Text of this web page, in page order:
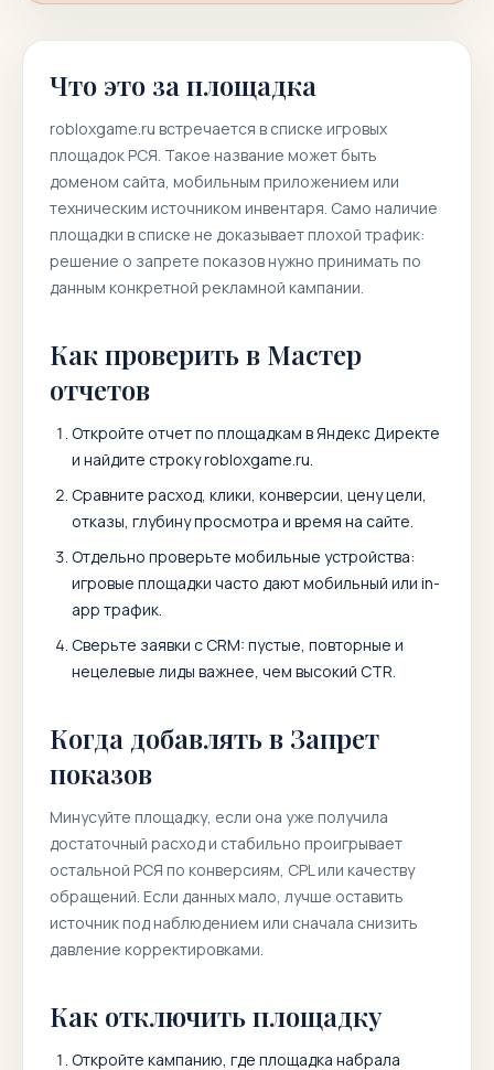
Что это за площадка
robloxgame.ru встречается в списке игровых
площадок РСЯ. Такое название может быть
доменом сайта, мобильным приложением или
техническим источником инвентаря. Само наличие
площадки в списке не доказывает плохой трафик:
решение о запрете показов нужно принимать по
данным конкретной рекламной кампании.
Как проверить в Мастер
отчетов
Откройте отчет по площадкам в Яндекс Директе
и найдите строкуrobloxgame.ru.
Сравните расход, клики, конверсии, цену цели,
отказы, глубину просмотра и время на сайте.
Отдельно проверьте мобильные устройства:
игровые площадки часто дают мобильный или in-
app трафик.
Сверьте заявки с CRM: пустые, повторные и
нецелевые лиды важнее, чем высокий CTR.
Когда добавлять в Запрет
показов
Минусуйте площадку, если она уже получила
достаточный расход и стабильно проигрывает
остальной РСЯ по конверсиям, CPL или качеству
обращений. Если данных мало, лучше оставить
источник под наблюдением или сначала снизить
давление корректировками.
Как отключить площадку
Откройте кампанию, где площадка набрала